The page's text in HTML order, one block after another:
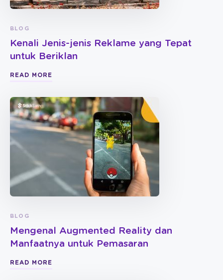
BLOG
Kenali Jenis-jenis Reklame yang Tepat
untuk Beriklan
READ MORE
BLOG
Mengenal Augmented Reality dan
Manfaatnya untuk Pemasaran
READ MORE